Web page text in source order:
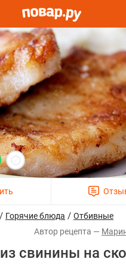
/ Горячие блюда / Отбивные
свинины на